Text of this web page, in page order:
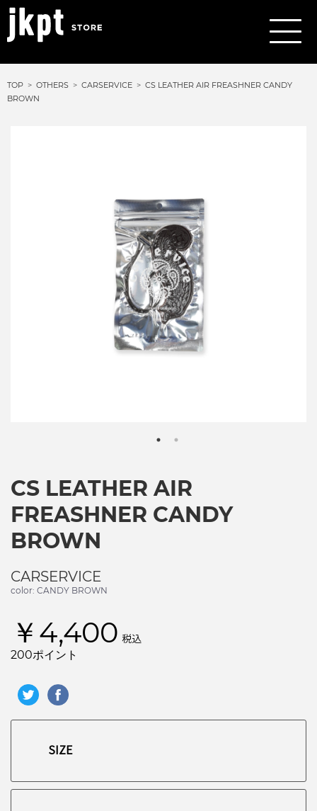
TOP OTHERS CARSERVICE
CS LEATHER AIR FREASHNER CANDY
BROWN
CS LEATHER AIR
FREASHNER CANDY
BROWN
CARSERVICE
color: CANDY BROWN
￥4,400 税込
200ポイント